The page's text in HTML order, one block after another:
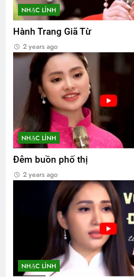
NHẠC LÍNH
Hành Trang Giã Từ
2 years ago
NHẠC LÍNH
Đêm buồn phố thị
2 years ago
NHẠC LÍNH